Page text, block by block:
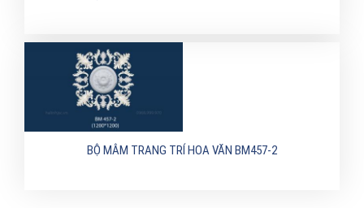
BỘ MÂM TRANG TRÍ HOA VĂN BM457-2